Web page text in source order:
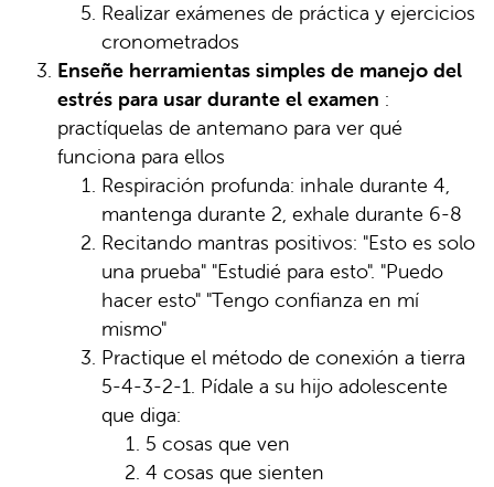
Realizar exámenes de práctica y ejercicios
cronometrados
Enseñe herramientas simples de manejo del
estrés para usar durante el examen :
practíquelas de antemano para ver qué
funciona para ellos
Respiración profunda: inhale durante 4,
mantenga durante 2, exhale durante 6-8
Recitando mantras positivos: "Esto es solo
una prueba" "Estudié para esto". "Puedo
hacer esto" "Tengo confianza en mí
mismo"
Practique el método de conexión a tierra
5-4-3-2-1. Pídale a su hijo adolescente
que diga:
5 cosas que ven
4 cosas que sienten